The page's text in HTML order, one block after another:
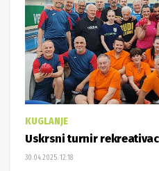
KUGLANJE
Uskrsni turnir
30.04.2025. 12:18